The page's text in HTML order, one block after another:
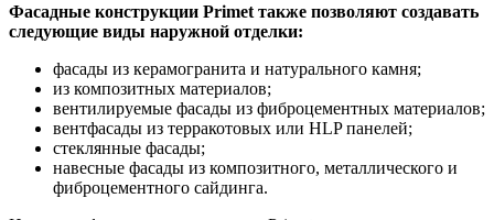
Фасадные конструкции Primet также позволяют создавать
следующие виды наружной отделки:
фасады из керамогранита и натурального камня;
из композитных материалов;
вентилируемые фасады из фиброцементных материалов;
вентфасады из терракотовых или HLP панелей;
стеклянные фасады;
навесные фасады из композитного, металлического и
фиброцементного сайдинга.